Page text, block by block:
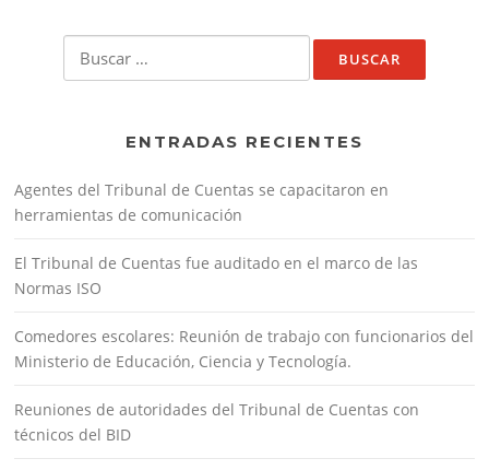
ENTRADAS RECIENTES
Agentes del Tribunal de Cuentas se capacitaron en
herramientas de comunicación
El Tribunal de Cuentas fue auditado en el marco de las
Normas ISO
Comedores escolares: Reunión de trabajo con funcionarios del
Ministerio de Educación, Ciencia y Tecnología.
Reuniones de autoridades del Tribunal de Cuentas con
técnicos del BID